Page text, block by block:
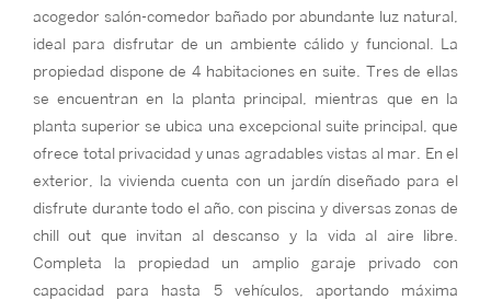
acogedor salón-comedor bañado por abundante luz natural,
ideal para disfrutar de un ambiente cálido y funcional. La
propiedad dispone de 4 habitaciones en suite. Tres de ellas
se encuentran en la planta principal, mientras que en la
planta superior se ubica una excepcional suite principal, que
ofrece total privacidad y unas agradables vistas al mar. En el
exterior, la vivienda cuenta con un jardín diseñado para el
disfrute durante todo el año, con piscina y diversas zonas de
chill out que invitan al descanso y la vida al aire libre.
Completa la propiedad un amplio garaje privado con
capacidad para hasta 5 vehículos, aportando máxima